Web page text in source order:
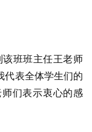
班班主任王老师
代表全体学生们的
们表示衷心的感